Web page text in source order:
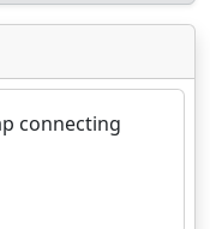
connecting